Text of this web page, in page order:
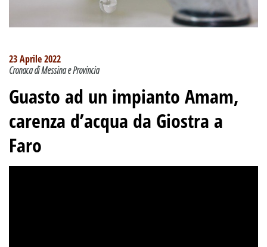
23 Aprile 2022
Cronaca di Messina e Provincia
Guasto ad un impianto Amam,
carenza d’acqua da Giostra a
Faro